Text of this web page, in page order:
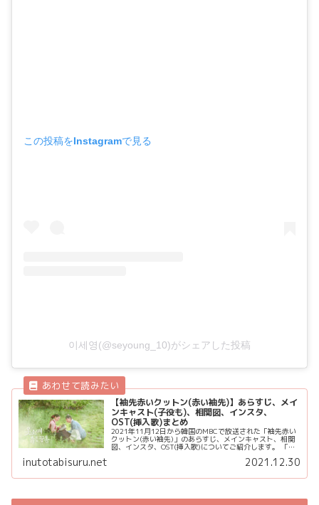
この投稿をInstagramで見る
이세영(@seyoung_10)がシェアした投稿
【袖先赤いクットン(赤い袖先)】あらすじ、メイ
ンキャスト(子役も)、相関図、インスタ、
OST(挿入歌)まとめ
2021年11月12日から韓国のMBCで放送された「袖先赤い
クットン(赤い袖先)」のあらすじ、メインキャスト、相関
図、インスタ、OST(挿入歌)についてご紹介します。 「袖
inutotabisuru.net 2021.12.30